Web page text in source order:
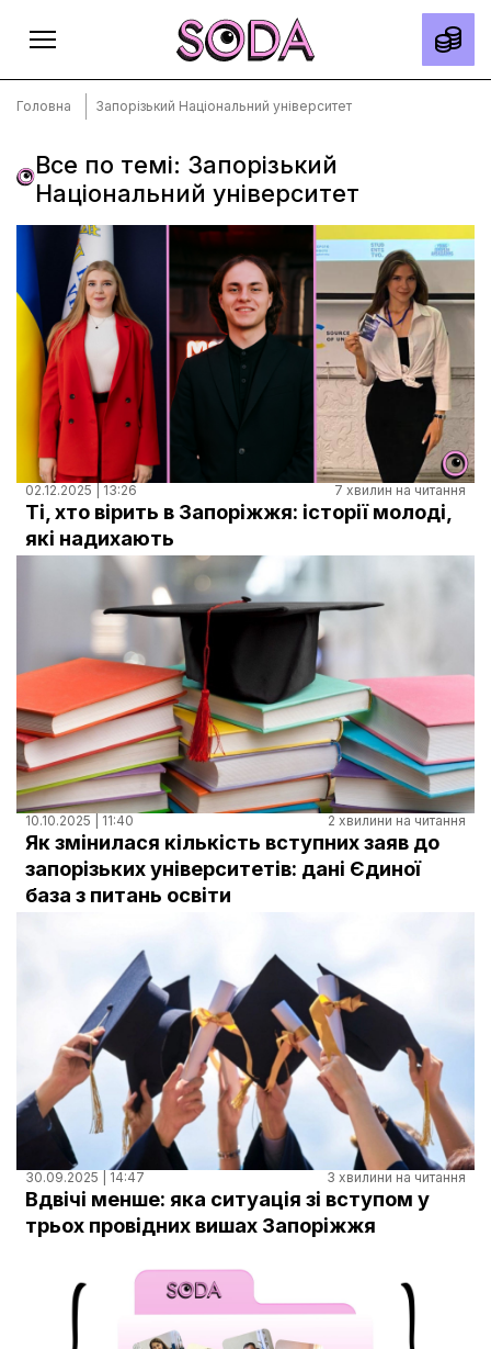
Головна
Тексти
Спецпроєкти
Slow news
Місто
Про нас
Редакційна політика
Правила використання матеріалів
Документи
Головна Запорізький Національний університет
Все по темі: Запорізький
Національний університет
02.12.2025 | 13:26 7 хвилин на читання
Ті, хто вірить в Запоріжжя: історії молоді,
які надихають
10.10.2025 | 11:40 2 хвилини на читання
Як змінилася кількість вступних заяв до
запорізьких університетів: дані Єдиної
база з питань освіти
30.09.2025 | 14:47 3 хвилини на читання
Вдвічі менше: яка ситуація зі вступом у
трьох провідних вишах Запоріжжя